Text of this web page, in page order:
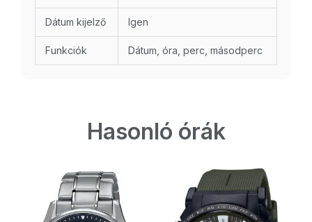
Dátum kijelző Igen
Funkciók Dátum, óra, perc, másodperc
Hasonló órák